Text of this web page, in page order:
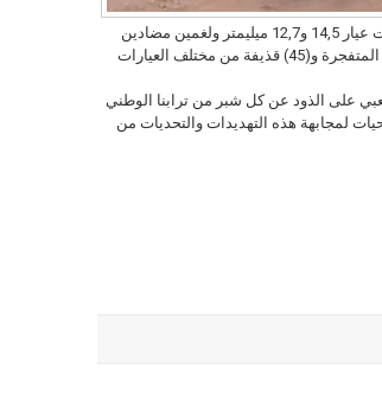
صاروخيين (RPG-7) و(SPG-9) وهاونين عيار 60 ميليمتر وستة (06) رشاشات عيار 14,5 و12,7 ميليمتر ولغمين مضادين
للجماعات وستون (60) قنبلة هجومية ودفاعية و(225) كيلوغرام من المواد المتفجرة و(45) قذيفة من مختلف العيارات
على الذود عن كل شبر من ترابنا الوطني
لمجابهة هذه التهديدات والتحديات من